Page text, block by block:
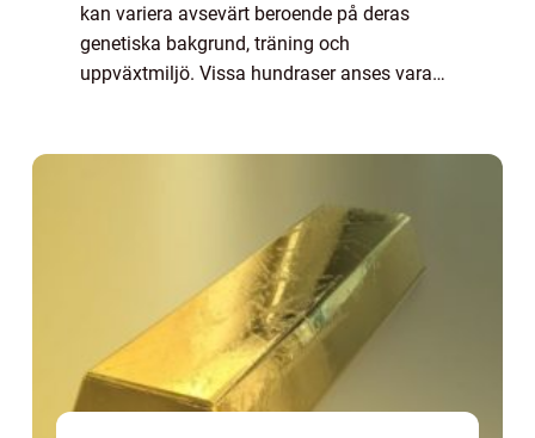
kan variera avsevärt beroende på deras
genetiska bakgrund, träning och
uppväxtmiljö. Vissa hundraser anses vara